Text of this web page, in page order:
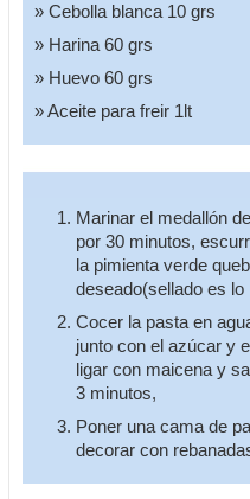
Cebolla blanca 10 grs
Harina 60 grs
Huevo 60 grs
Aceite para freir 1lt
Marinar el medallón
por 30 minutos,
la pimienta verde
deseado(sellado es lo
Cocer la pasta en
junto con el azúcar y
ligar con maicena y
3 minutos,
Poner una cama de
decorar con